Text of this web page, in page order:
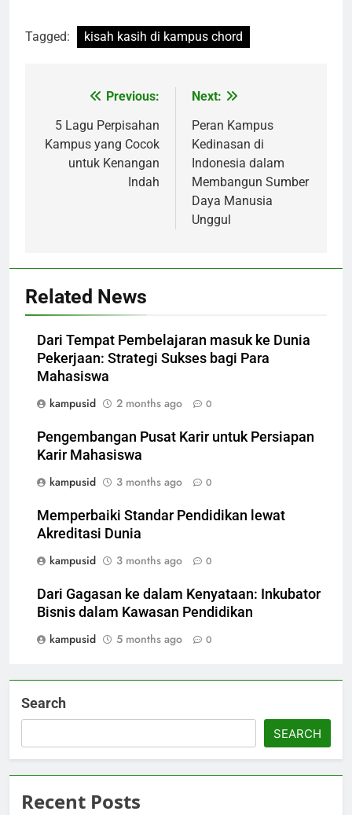
Tagged: kisah kasih di kampus chord
navigation
Previous:
5 Lagu Perpisahan
Kampus yang Cocok
untuk Kenangan
Indah
Next:
Peran Kampus
Kedinasan di
Indonesia dalam
Membangun Sumber
Daya Manusia
Unggul
Related News
Dari Tempat Pembelajaran masuk ke Dunia
Pekerjaan: Strategi Sukses bagi Para
Mahasiswa
kampusid
2 months ago 0
Pengembangan Pusat Karir untuk Persiapan
Karir Mahasiswa
kampusid
3 months ago 0
Memperbaiki Standar Pendidikan lewat
Akreditasi Dunia
kampusid
3 months ago 0
Dari Gagasan ke dalam Kenyataan: Inkubator
Bisnis dalam Kawasan Pendidikan
kampusid
5 months ago 0
Search
SEARCH
Recent Posts